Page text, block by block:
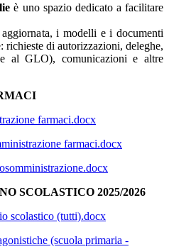
è uno spazio dedicato a facilitare
i modelli e i documenti
richieste di autorizzazioni, deleghe,
al GLO), comunicazioni e altre
farmaci.docx
farmaci.docx
SCOLASTICO 2025/2026
scolastico (tutti).docx
(scuola primaria -